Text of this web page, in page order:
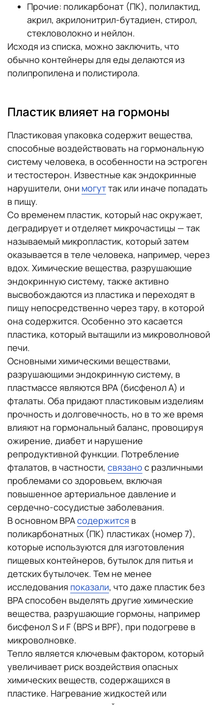
Прочие: поликарбонат (ПК), полилактид,
акрил, акрилонитрил-бутадиен, стирол,
стекловолокно и нейлон.
Исходя из списка, можно заключить, что
обычно контейнеры для еды делаются из
полипропилена и полистирола.
Пластик влияет на гормоны
Пластиковая упаковка содержит вещества,
способные воздействовать на гормональную
систему человека, в особенности на эстроген
и тестостерон. Известные как эндокринные
нарушители, они могуттак или иначе попадать
в пищу.
Со временем пластик, который нас окружает,
деградирует и отделяет микрочастицы — так
называемый микропластик, который затем
оказывается в теле человека, например, через
вдох. Химические вещества, разрушающие
эндокринную систему, также активно
высвобождаются из пластика и переходят в
пищу непосредственно через тару, в которой
она содержится. Особенно это касается
пластика, который вытащили из микроволновой
печи.
Основными химическими веществами,
разрушающими эндокринную систему, в
пластмассе являются BPA (бисфенол А) и
фталаты. Оба придают пластиковым изделиям
прочность и долговечность, но в то же время
влияют на гормональный баланс, провоцируя
ожирение, диабет и нарушение
репродуктивной функции. Потребление
фталатов, в частности, связано с различными
проблемами со здоровьем, включая
повышенное артериальное давление и
сердечно-сосудистые заболевания.
В основном BPAсодержится в
поликарбонатных (ПК) пластиках (номер 7),
которые используются для изготовления
пищевых контейнеров, бутылок для питья и
детских бутылочек. Тем не менее
исследования показали, что даже пластик без
BPA способен выделять другие химические
вещества, разрушающие гормоны, например
бисфенол S и F (BPS и BPF), при подогреве в
микроволновке.
Тепло является ключевым фактором, который
увеличивает риск воздействия опасных
химических веществ, содержащихся в
пластике. Нагревание жидкостей или